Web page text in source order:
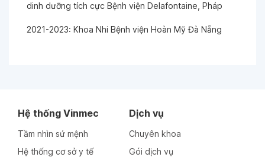
dinh dưỡng tích cực Bệnh viện Delafontaine, Pháp
2021-2023: Khoa Nhi Bệnh viện Hoàn Mỹ Đà Nẵng
Ngày 06-03-2026
Hệ thống Vinmec
Tầm nhìn sứ mệnh
Hệ thống cơ sở y tế
Dịch vụ
Chuyên khoa
Gói dịch vụ